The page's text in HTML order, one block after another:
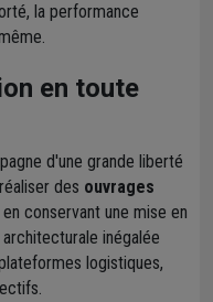
la performance
en toute
d'une grande liberté
des ouvrages
conservant une mise en
inégalée
logistiques,